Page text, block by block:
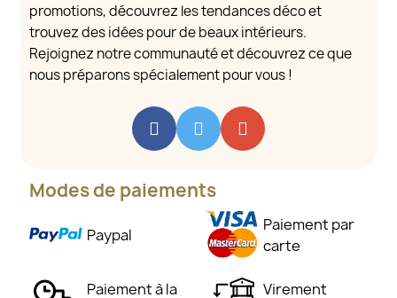
promotions, découvrez les tendances déco et
trouvez des idées pour de beaux intérieurs.
Rejoignez notre communauté et découvrez ce que
nous préparons spécialement pour vous !
Modes de paiements
Paypal
Paiement par
carte
Paiement à la
Virement